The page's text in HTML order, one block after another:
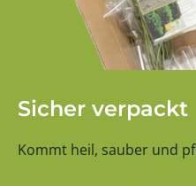
Sicher verpackt
Kommt heil, sauber und